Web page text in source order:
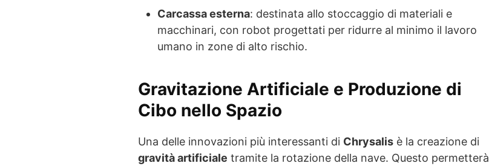
Carcassa esterna: destinata allo stoccaggio di materiali e
macchinari, con robot progettati per ridurre al minimo il lavoro
umano in zone di alto rischio.
Gravitazione Artificiale e Produzione di
Cibo nello Spazio
Una delle innovazioni più interessanti di Chrysalis è la creazione di
gravità artificiale tramite la rotazione della nave. Questo permetterà